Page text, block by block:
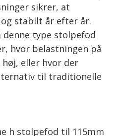
sikrer, at
stabilt år efter år.
denne type stolpefod
hvor belastningen på
eller hvor der
til traditionelle
h stolpefod til 115mm